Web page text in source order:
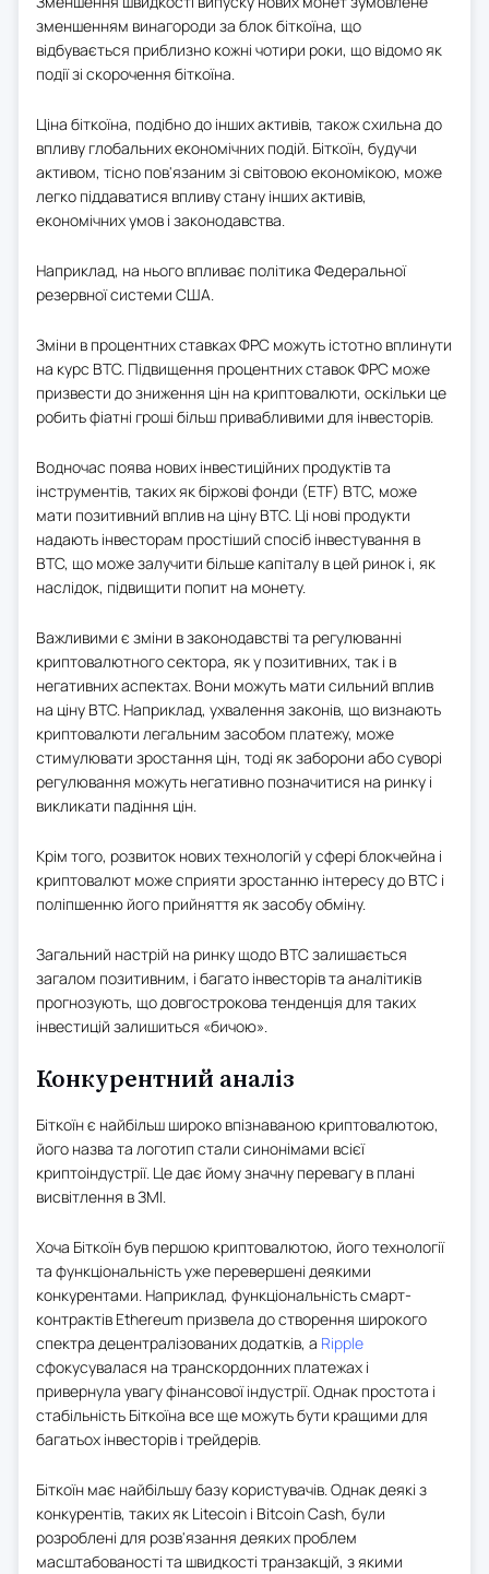
зменшенням винагороди за блок біткоїна, що
відбувається приблизно кожні чотири роки, що відомо як
події зі скорочення біткоїна.
Ціна біткоїна, подібно до інших активів, також схильна до
впливу глобальних економічних подій. Біткоїн, будучи
активом, тісно пов'язаним зі світовою економікою, може
легко піддаватися впливу стану інших активів,
економічних умов і законодавства.
Наприклад, на нього впливає політика Федеральної
резервної системи США.
Зміни в процентних ставках ФРС можуть істотно вплинути
на курс BTC. Підвищення процентних ставок ФРС може
призвести до зниження цін на криптовалюти, оскільки це
робить фіатні гроші більш привабливими для інвесторів.
Водночас поява нових інвестиційних продуктів та
інструментів, таких як біржові фонди (ETF) BTC, може
мати позитивний вплив на ціну BTC. Ці нові продукти
надають інвесторам простіший спосіб інвестування в
BTC, що може залучити більше капіталу в цей ринок і, як
наслідок, підвищити попит на монету.
Важливими є зміни в законодавстві та регулюванні
криптовалютного сектора, як у позитивних, так і в
негативних аспектах. Вони можуть мати сильний вплив
на ціну BTC. Наприклад, ухвалення законів, що визнають
криптовалюти легальним засобом платежу, може
стимулювати зростання цін, тоді як заборони або суворі
регулювання можуть негативно позначитися на ринку і
викликати падіння цін.
Крім того, розвиток нових технологій у сфері блокчейна і
криптовалют може сприяти зростанню інтересу до BTC і
поліпшенню його прийняття як засобу обміну.
Загальний настрій на ринку щодо BTC залишається
загалом позитивним, і багато інвесторів та аналітиків
прогнозують, що довгострокова тенденція для таких
інвестицій залишиться «бичою».
Конкурентний аналіз
Біткоїн є найбільш широко впізнаваною криптовалютою,
його назва та логотип стали синонімами всієї
криптоіндустрії. Це дає йому значну перевагу в плані
висвітлення в ЗМІ.
Хоча Біткоїн був першою криптовалютою, його технології
та функціональність уже перевершені деякими
конкурентами. Наприклад, функціональність смарт-
контрактів Ethereum призвела до створення широкого
спектра децентралізованих додатків, а Ripple
сфокусувалася на транскордонних платежах і
привернула увагу фінансової індустрії. Однак простота і
стабільність Біткоїна все ще можуть бути кращими для
багатьох інвесторів і трейдерів.
Біткоїн має найбільшу базу користувачів. Однак деякі з
конкурентів, таких як Litecoin і Bitcoin Cash, були
розроблені для розв'язання деяких проблем
масштабованості та швидкості транзакцій, з якими